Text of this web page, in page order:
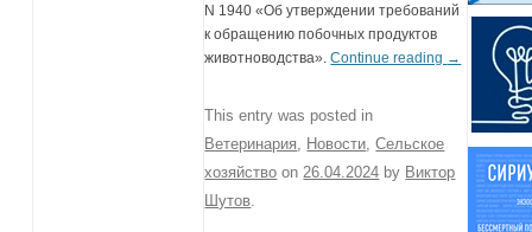
N 1940 «Об утверждении требований
к обращению побочных продуктов
животноводства».Continue reading →
This entry was posted in
Ветеринария, Новости,Сельское
хозяйство on26.04.2024 by Виктор
Шутов.